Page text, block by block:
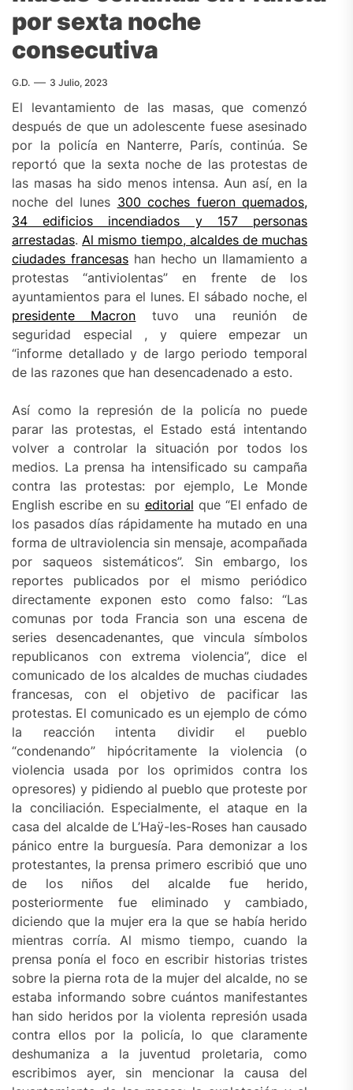
por sexta noche
consecutiva
G.D. 3 Julio, 2023
El levantamiento de las masas, que comenzó
después de que un adolescente fuese asesinado
por la policía en Nanterre, París, continúa. Se
reportó que la sexta noche de las protestas de
las masas ha sido menos intensa. Aun así, en la
noche del lunes 300 coches fueron quemados,
34 edificios incendiados y 157 personas
arrestadas.Al mismo tiempo, alcaldes de muchas
ciudades francesas han hecho un llamamiento a
protestas “antiviolentas” en frente de los
ayuntamientos para el lunes. El sábado noche, el
presidente Macron tuvo una reunión de
seguridad especial , y quiere empezar un
“informe detallado y de largo periodo temporal
de las razones que han desencadenado a esto.
Así como la represión de la policía no puede
parar las protestas, el Estado está intentando
volver a controlar la situación por todos los
medios. La prensa ha intensificado su campaña
contra las protestas: por ejemplo, Le Monde
English escribe en su editorial que “El enfado de
los pasados días rápidamente ha mutado en una
forma de ultraviolencia sin mensaje, acompañada
por saqueos sistemáticos”. Sin embargo, los
reportes publicados por el mismo periódico
directamente exponen esto como falso: “Las
comunas por toda Francia son una escena de
series desencadenantes, que vincula símbolos
republicanos con extrema violencia”, dice el
comunicado de los alcaldes de muchas ciudades
francesas, con el objetivo de pacificar las
protestas. El comunicado es un ejemplo de cómo
la reacción intenta dividir el pueblo
“condenando” hipócritamente la violencia (o
violencia usada por los oprimidos contra los
opresores) y pidiendo al pueblo que proteste por
la conciliación. Especialmente, el ataque en la
casa del alcalde de L’Haÿ-les-Roses han causado
pánico entre la burguesía. Para demonizar a los
protestantes, la prensa primero escribió que uno
de los niños del alcalde fue herido,
posteriormente fue eliminado y cambiado,
diciendo que la mujer era la que se había herido
mientras corría. Al mismo tiempo, cuando la
prensa ponía el foco en escribir historias tristes
sobre la pierna rota de la mujer del alcalde, no se
estaba informando sobre cuántos manifestantes
han sido heridos por la violenta represión usada
contra ellos por la policía, lo que claramente
deshumaniza a la juventud proletaria, como
escribimos ayer, sin mencionar la causa del